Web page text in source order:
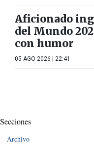
Aficionado
del Mundo
con humor
05 AGO 2026 | 22:41
Secciones
Archivo